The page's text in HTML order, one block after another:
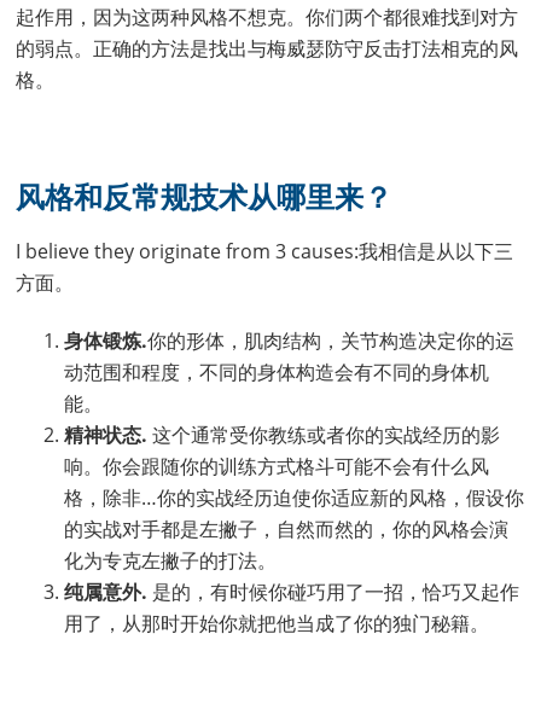
起作用，因为这两种风格不想克。你们两个都很难找到对方
的弱点。正确的方法是找出与梅威瑟防守反击打法相克的风
格。
风格和反常规技术从哪里来？
I believe they originate from 3 causes:我相信是从以下三
方面。
身体锻炼.你的形体，肌肉结构，关节构造决定你的运
动范围和程度，不同的身体构造会有不同的身体机
能。
精神状态. 这个通常受你教练或者你的实战经历的影
响。你会跟随你的训练方式格斗可能不会有什么风
格，除非…你的实战经历迫使你适应新的风格，假设你
的实战对手都是左撇子，自然而然的，你的风格会演
化为专克左撇子的打法。
纯属意外. 是的，有时候你碰巧用了一招，恰巧又起作
用了，从那时开始你就把他当成了你的独门秘籍。